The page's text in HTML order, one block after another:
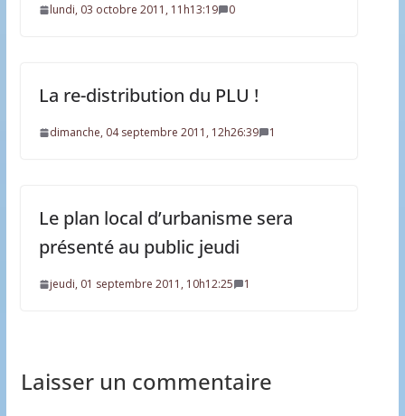
lundi, 03 octobre 2011, 11h13:19 0
La re-distribution du PLU !
dimanche, 04 septembre 2011, 12h26:39 1
Le plan local d’urbanisme sera
présenté au public jeudi
jeudi, 01 septembre 2011, 10h12:25 1
Laisser un commentaire